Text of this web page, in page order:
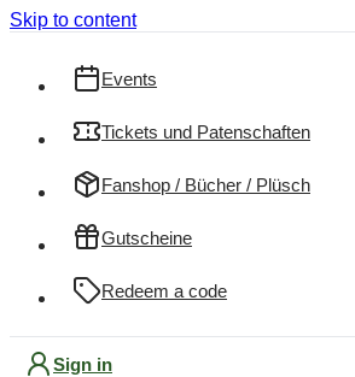
Skip to content
Events
Tickets und Patenschaften
Fanshop / Bücher / Plüsch
Gutscheine
Redeem a code
Sign in